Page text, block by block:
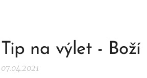
Tip na výlet - Boží
07.04.2021